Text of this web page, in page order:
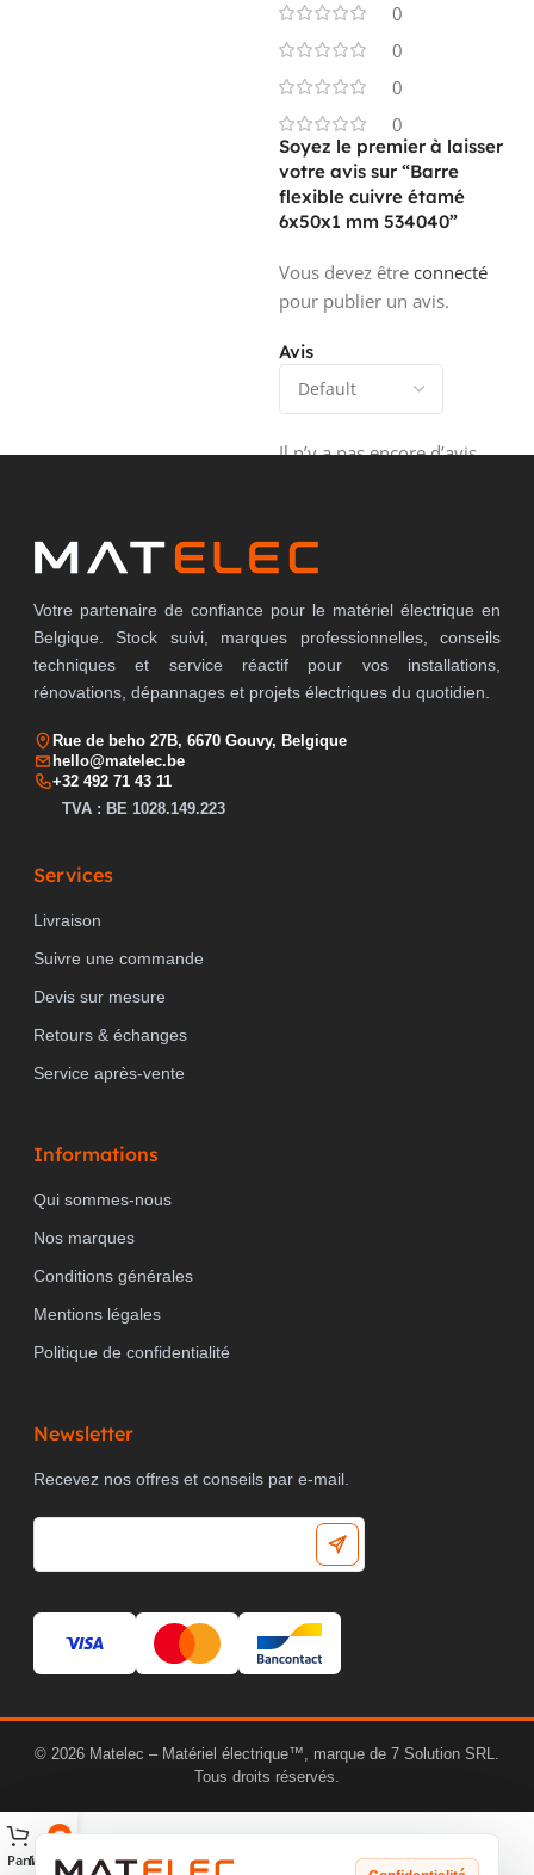
0
0
0
0
Avis
Il n’y a pas encore d’avis.
Soyez le premier à laisser
votre avis sur “Barre
flexible cuivre étamé
6x50x1 mm 534040”
Vous devez être connecté
pour publier un avis.
PanierMatelec AI
Votre partenaire de confiance pour le matériel électrique en
Belgique. Stock suivi, marques professionnelles, conseils
techniques et service réactif pour vos installations,
rénovations, dépannages et projets électriques du quotidien.
Rue de beho 27B, 6670 Gouvy, Belgique
hello@matelec.be
+32 492 71 43 11
TVA : BE 1028.149.223
Services
Livraison
Suivre une commande
Devis sur mesure
Retours & échanges
Service après-vente
Informations
Qui sommes-nous
Nos marques
Conditions générales
Mentions légales
Politique de confidentialité
Newsletter
Recevez nos offres et conseils par e-mail.
© 2026 Matelec – Matériel électrique™, marque de 7 Solution SRL.
Tous droits réservés.